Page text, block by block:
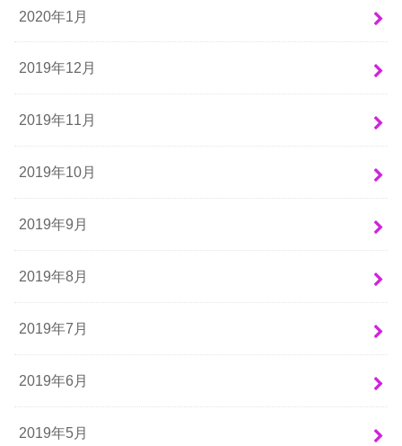
2020年1月
2019年12月
2019年11月
2019年10月
2019年9月
2019年8月
2019年7月
2019年6月
2019年5月